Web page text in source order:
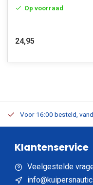
Op voorraad
24,95
Voor 16:00 besteld,
Klantenservice
Veelgestelde